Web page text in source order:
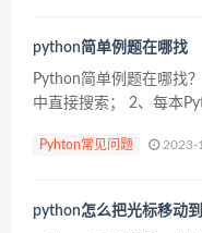
python简单例题在哪找
Python简单例题在哪找
中直接搜索； 2、每本
例题也可以自己在学习相
Pyhton常见问题 2023-
python怎么把光标移动到